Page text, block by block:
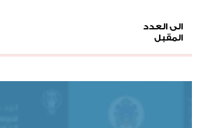
الى العدد
المقبل